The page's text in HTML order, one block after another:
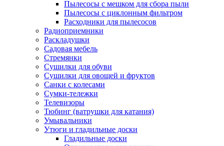
Пылесосы с мешком для сбора пыли
Пылесосы с циклонным фильтром
Расходники для пылесосов
Радиоприемники
Раскладушки
Садовая мебель
Стремянки
Сушилки для обуви
Сушилки для овощей и фруктов
Санки с колесами
Сумки-тележки
Телевизоры
Тюбинг (ватрушки для катания)
Умывальники
Утюги и гладильные доски
Гладильные доски